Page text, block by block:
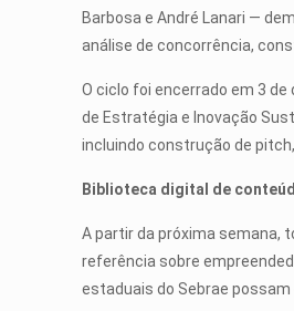
Barbosa e André Lanari —
análise de concorrência,
O ciclo foi encerrado em 3
de Estratégia e Inovação
incluindo construção de
Biblioteca digital de
A partir da próxima semana,
referência sobre
estaduais do Sebrae